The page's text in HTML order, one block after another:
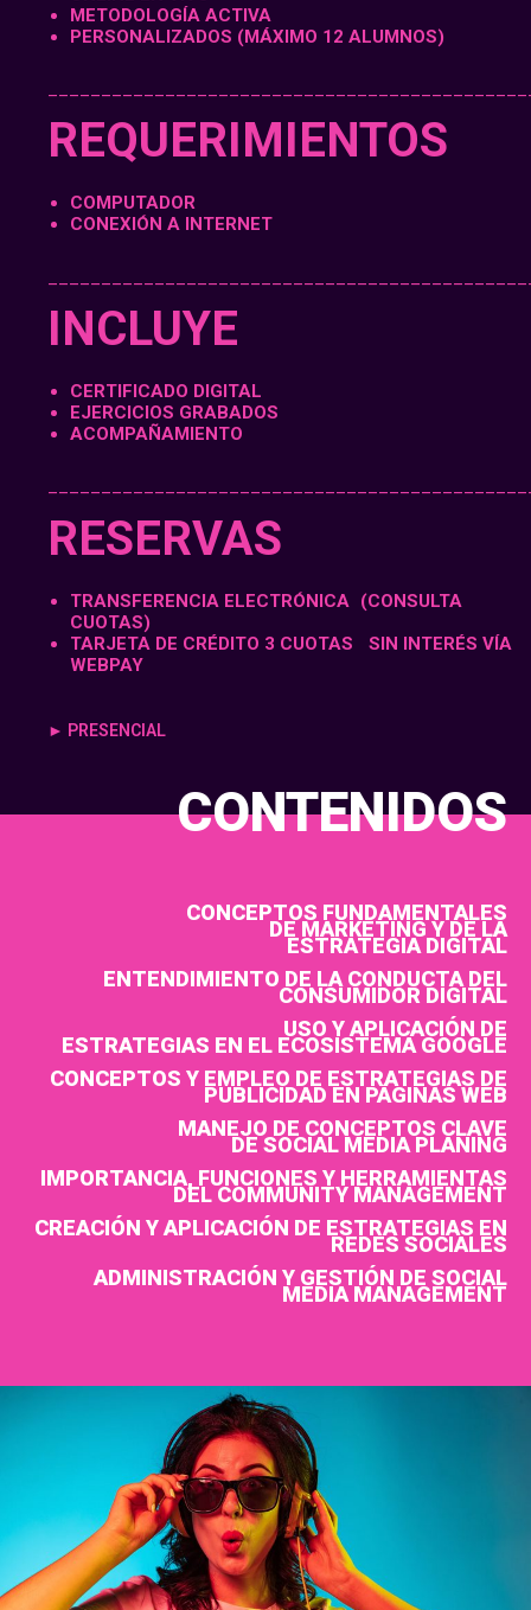
METODOLOGÍA ACTIVA
PERSONALIZADOS (MÁXIMO 12 ALUMNOS)
REQUERIMIENTOS
COMPUTADOR
CONEXIÓN A INTERNET
INCLUYE
CERTIFICADO DIGITAL
EJERCICIOS GRABADOS
ACOMPAÑAMIENTO
RESERVAS
TRANSFERENCIA ELECTRÓNICA (CONSULTA
CUOTAS)
TARJETA DE CRÉDITO 3 CUOTAS SIN INTERÉS VÍA
WEBPAY
► PRESENCIAL
CONTENIDOS
CONCEPTOS FUNDAMENTALES
DE MARKETING Y DE LA
ESTRATEGIA DIGITAL
ENTENDIMIENTO DE LA CONDUCTA DEL
CONSUMIDOR DIGITAL
USO Y APLICACIÓN DE
ESTRATEGIAS EN EL ECOSISTEMA GOOGLE
CONCEPTOS Y EMPLEO DE ESTRATEGIAS DE
PUBLICIDAD EN PÁGINAS WEB
MANEJO DE CONCEPTOS CLAVE
DE SOCIAL MEDIA PLANING
IMPORTANCIA, FUNCIONES Y HERRAMIENTAS
DEL COMMUNITY MANAGEMENT
CREACIÓN Y APLICACIÓN DE ESTRATEGIAS EN
REDES SOCIALES
ADMINISTRACIÓN Y GESTIÓN DE SOCIAL
MEDIA MANAGEMENT